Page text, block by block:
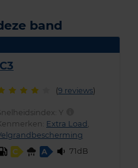
band
(9 reviews)
Y
Extra Load ,
C
A 71dB